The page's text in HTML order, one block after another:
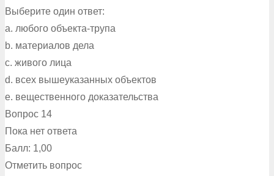
Выберите один ответ:
a. любого объекта-трупа
b. материалов дела
c. живого лица
d. всех вышеуказанных объектов
e. вещественного доказательства
Вопрос 14
Пока нет ответа
Балл: 1,00
Отметить вопрос